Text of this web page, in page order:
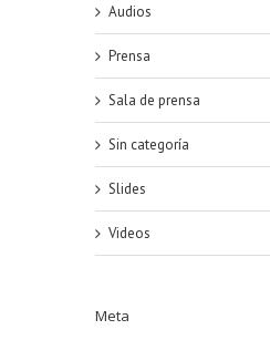
Audios
Prensa
Sala de prensa
Sin categoría
Slides
Videos
Meta